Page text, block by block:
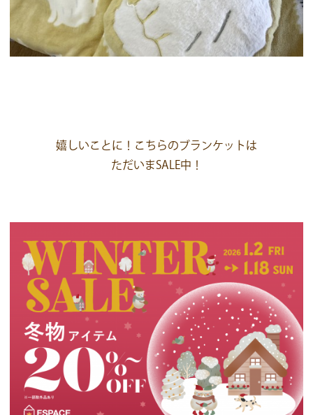
嬉しいことに！こちらのブランケットは
ただいまSALE中！